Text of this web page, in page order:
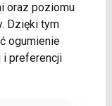
oraz poziomu
Dzięki tym
ogumienie
i preferencji